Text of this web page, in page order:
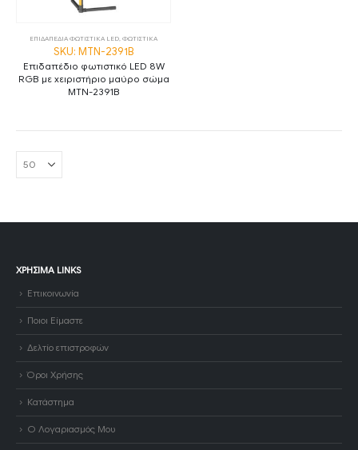
ΕΠΙΔΑΠΕΔΙΑ ΦΩΤΙΣΤΙΚΑ LED ΦΩΤΙΣΤΙΚΑ
SKU: MTN-2391B
Επιδαπέδιο φωτιστικό LED 8W
RGB με χειριστήριο μαύρο σώμα
MTN-2391B
ΧΡΉΣΙΜΑ LINKS
Επικοινωνία
Ποιοι Είμαστε
Δελτίο επιστροφών
Όροι Χρήσης
Κατάστημα
Ο Λογαριασμός Μου